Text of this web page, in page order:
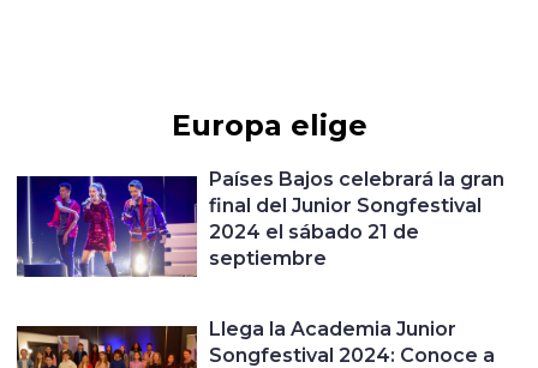
Europa elige
Países Bajos celebrará la gran
final del Junior Songfestival
2024 el sábado 21 de
septiembre
Llega la Academia Junior
Songfestival 2024: Conoce a